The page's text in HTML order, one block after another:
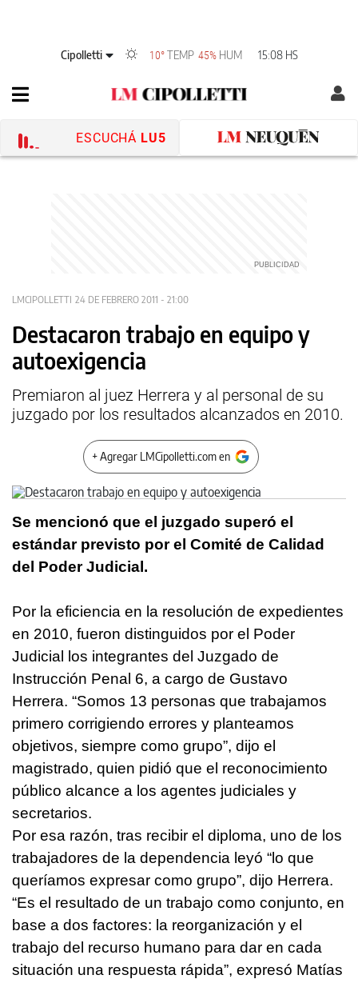
Cipolletti 10° TEMP 45% HUM 15:08 HS
ESCUCHÁ LU5
LMCIPOLLETTI 24 DE FEBRERO 2011 - 21:00
Destacaron trabajo en equipo y
autoexigencia
Premiaron al juez Herrera y al personal de su
juzgado por los resultados alcanzados en 2010.
+ Agregar LMCipolletti.com en
Se mencionó que el juzgado superó el
estándar previsto por el Comité de Calidad
del Poder Judicial.
Por la eficiencia en la resolución de expedientes
en 2010, fueron distinguidos por el Poder
Judicial los integrantes del Juzgado de
Instrucción Penal 6, a cargo de Gustavo
Herrera. “Somos 13 personas que trabajamos
primero corrigiendo errores y planteamos
objetivos, siempre como grupo”, dijo el
magistrado, quien pidió que el reconocimiento
público alcance a los agentes judiciales y
secretarios.
Por esa razón, tras recibir el diploma, uno de los
trabajadores de la dependencia leyó “lo que
queríamos expresar como grupo”, dijo Herrera.
“Es el resultado de un trabajo como conjunto, en
base a dos factores: la reorganización y el
trabajo del recurso humano para dar en cada
situación una respuesta rápida”, expresó Matías